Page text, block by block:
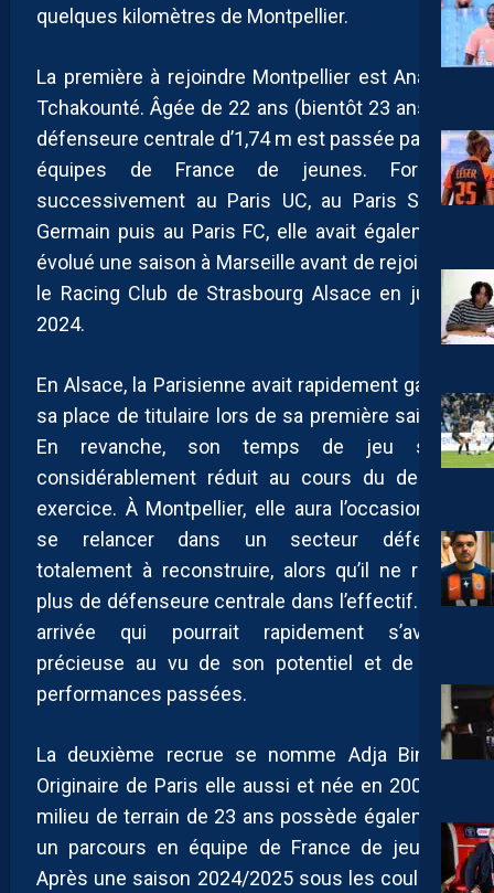
quelques kilomètres de Montpellier.
La première à rejoindre Montpellier est Anaëlle
Tchakounté. Âgée de 22 ans (bientôt 23 ans), la
défenseure centrale d’1,74 m est passée par les
équipes de France de jeunes. Formée
successivement au Paris UC, au Paris Saint-
Germain puis au Paris FC, elle avait également
évolué une saison à Marseille avant de rejoindre
le Racing Club de Strasbourg Alsace en juillet
2024.
En Alsace, la Parisienne avait rapidement gagné
sa place de titulaire lors de sa première saison.
En revanche, son temps de jeu s’est
considérablement réduit au cours du dernier
exercice. À Montpellier, elle aura l’occasion de
se relancer dans un secteur défensif
totalement à reconstruire, alors qu’il ne reste
plus de défenseure centrale dans l’effectif. Une
arrivée qui pourrait rapidement s’avérer
précieuse au vu de son potentiel et de ses
performances passées.
La deuxième recrue se nomme Adja Binate.
Originaire de Paris elle aussi et née en 2003, la
milieu de terrain de 23 ans possède également
un parcours en équipe de France de jeunes.
Après une saison 2024/2025 sous les couleurs